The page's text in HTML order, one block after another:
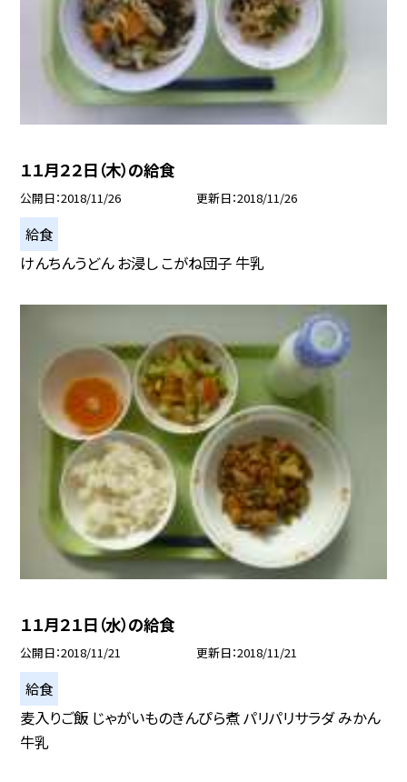
１１月２２日（木）の給食
公開日 2018/11/26 更新日 2018/11/26
給食
けんちんうどん お浸し こがね団子 牛乳
１１月２１日（水）の給食
公開日 2018/11/21 更新日 2018/11/21
給食
麦入りご飯 じゃがいものきんぴら煮 パリパリサラダ みかん
牛乳